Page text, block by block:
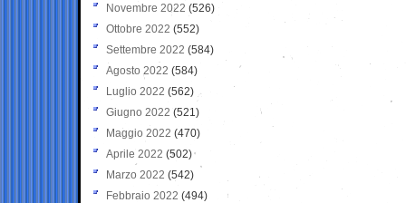
Novembre 2022 (526)
Ottobre 2022 (552)
Settembre 2022 (584)
Agosto 2022 (584)
Luglio 2022 (562)
Giugno 2022 (521)
Maggio 2022 (470)
Aprile 2022 (502)
Marzo 2022 (542)
Febbraio 2022 (494)